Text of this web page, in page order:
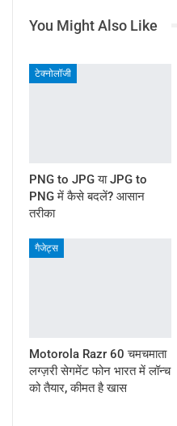
You Might Also Like
टेक्नोलॉजी
PNG to JPG या JPG to
PNG में कैसे बदलें? आसान
तरीका
गैजेट्स
Motorola Razr 60 चमचमाता
लग्ज़री सेगमेंट फोन भारत में लॉन्च
को तैयार, कीमत है खास